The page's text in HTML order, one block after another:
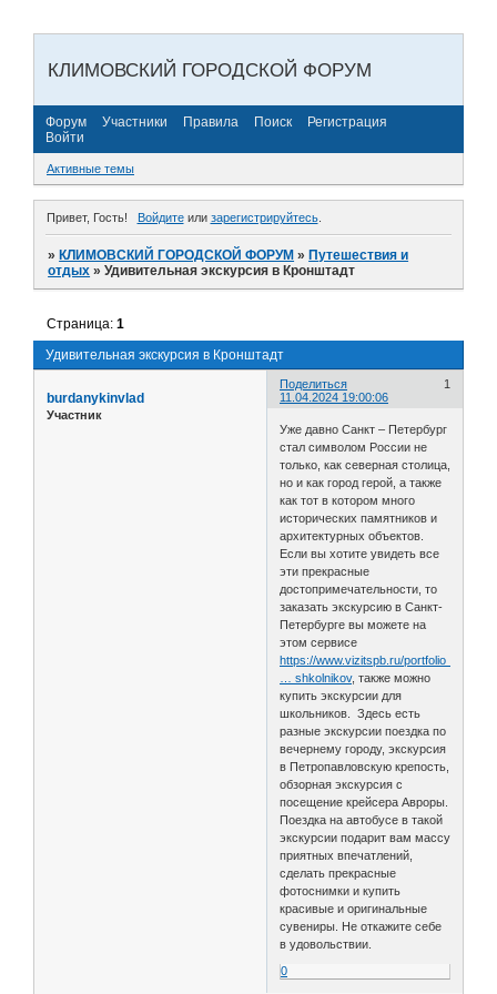
КЛИМОВСКИЙ ГОРОДСКОЙ ФОРУМ
Форум Участники Правила Поиск
Регистрация
Войти
Активные темы
Привет, Гость! Войдитеили зарегистрируйтесь.
»КЛИМОВСКИЙ ГОРОДСКОЙ ФОРУМ »Путешествия и
отдых »Удивительная экскурсия в Кронштадт
Удивительная экскурсия в Кронштадт
Страница:1
Поделиться
1
11.04.2024 19:00:06
burdanykinvlad
Участник
Уже давно Санкт – Петербург
стал символом России не
только, как северная столица,
но и как город герой, а также
как тот в котором много
исторических памятников и
архитектурных объектов.
Если вы хотите увидеть все
эти прекрасные
достопримечательности, то
заказать экскурсию в Санкт-
Петербурге вы можете на
этом сервисе
https://www.vizitspb.ru/portfolio_categ
… shkolnikov, также можно
купить экскурсии для
школьников. Здесь есть
разные экскурсии поездка по
вечернему городу, экскурсия
в Петропавловскую крепость,
обзорная экскурсия с
посещение крейсера Авроры.
Поездка на автобусе в такой
экскурсии подарит вам массу
приятных впечатлений,
сделать прекрасные
фотоснимки и купить
красивые и оригинальные
сувениры. Не откажите себе
в удовольствии.
0